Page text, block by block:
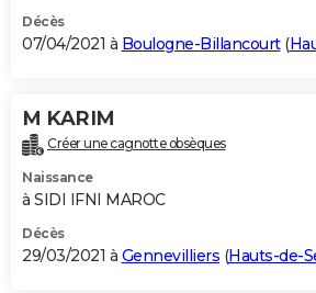
Décès
07/04/2021 à Boulogne-Billancourt(
M KARIM
Créer une cagnotte obsèques
Naissance
à SIDI IFNI MAROC
Décès
29/03/2021 à Gennevilliers (Hauts-de-